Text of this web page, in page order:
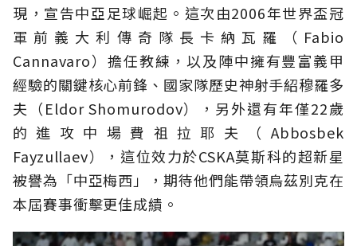
現，宣告中亞足球崛起。這次由2006年世界盃冠
軍前義大利傳奇隊長卡納瓦羅（Fabio
Cannavaro）擔任教練，以及陣中擁有豐富義甲
經驗的關鍵核心前鋒、國家隊歷史神射手紹穆羅多
夫（Eldor Shomurodov），另外還有年僅22歲
的進攻中場費祖拉耶夫（Abbosbek
Fayzullaev），這位效力於CSKA莫斯科的超新星
被譽為「中亞梅西」，期待他們能帶領烏茲別克在
本屆賽事衝擊更佳成績。